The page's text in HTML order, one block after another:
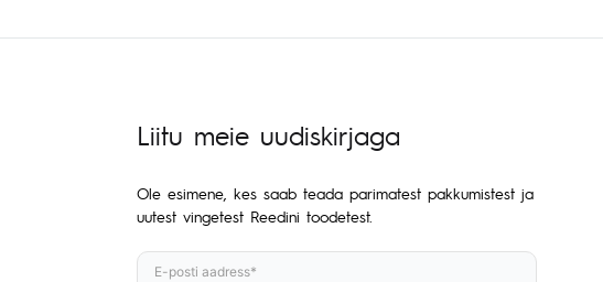
Liitu meie uudiskirjaga
Ole esimene, kes saab teada parimatest pakkumistest ja
uutest vingetest Reedini toodetest.
E-posti aadress*